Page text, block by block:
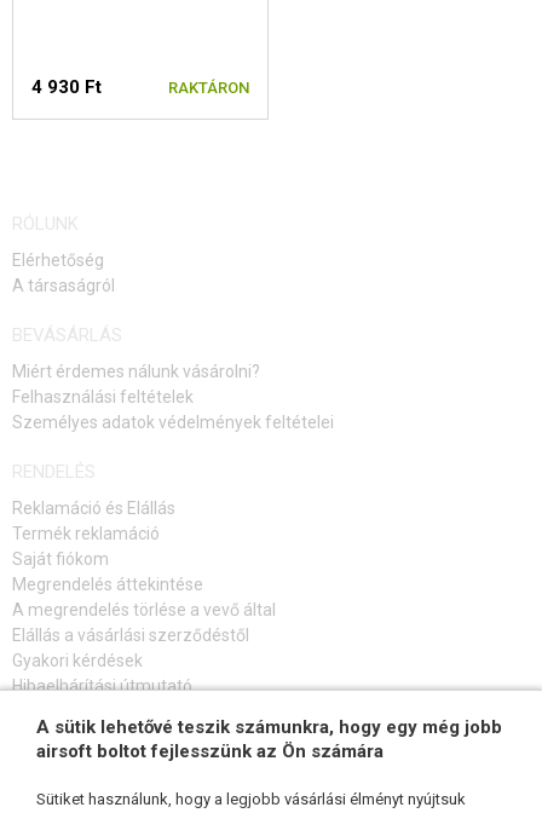
4 930 Ft RAKTÁRON
RÓLUNK
Elérhetőség
A társaságról
BEVÁSÁRLÁS
Miért érdemes nálunk vásárolni?
Felhasználási feltételek
Személyes adatok védelmények feltételei
RENDELÉS
Reklamáció és Elállás
Termék reklamáció
Saját fiókom
Megrendelés áttekintése
A megrendelés törlése a vevő által
Elállás a vásárlási szerződéstől
Gyakori kérdések
Hibaelhárítási útmutató
FELIRATKOZÁS HÍRLEVÉLRE
A sütik lehetővé teszik számunkra, hogy egy még jobb
airsoft boltot fejlesszünk az Ön számára
Sütiket használunk, hogy a legjobb vásárlási élményt nyújtsuk